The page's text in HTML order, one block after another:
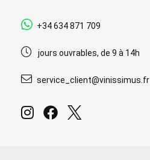
+34 634 871 709
jours ouvrables, de 9 à 14h
service_client@vinissimus.fr